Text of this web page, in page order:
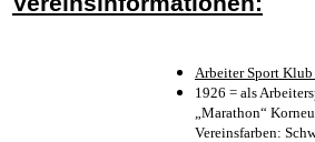
Arbeiter Sport
1926 = als
„Marathon“
Vereinsfarben: